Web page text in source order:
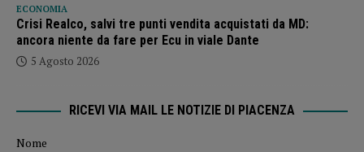
ECONOMIA
Crisi Realco, salvi tre punti vendita acquistati da MD:
ancora niente da fare per Ecu in viale Dante
5 Agosto 2026
RICEVI VIA MAIL LE NOTIZIE DI PIACENZA
Nome